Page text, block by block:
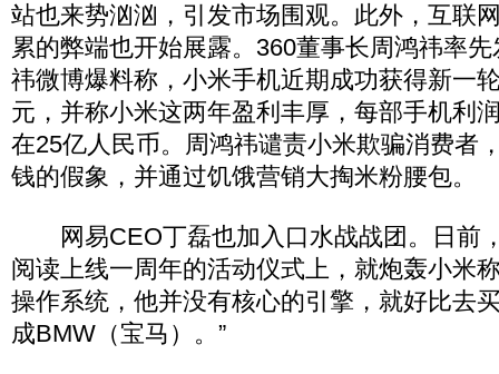
站也来势汹汹，引发市场围观。此外，互联
累的弊端也开始展露。360董事长周鸿祎率
祎微博爆料称，小米手机近期成功获得新一
元，并称小米这两年盈利丰厚，每部手机利
在25亿人民币。周鸿祎谴责小米欺骗消费者
钱的假象，并通过饥饿营销大掏米粉腰包。
网易CEO丁磊也加入口水战战团。日前
阅读上线一周年的活动仪式上，就炮轰小米
操作系统，他并没有核心的引擎，就好比去
成BMW（宝马）。”